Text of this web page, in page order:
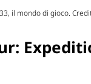
il mondo di gioco.